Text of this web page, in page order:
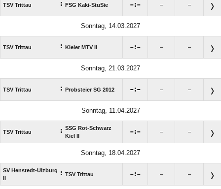
TSV Trittau : FSG Kaki-StuSie : – –
Sonntag, 14.03.2027
TSV Trittau : Kieler MTV II : – –
Sonntag, 21.03.2027
TSV Trittau : Probsteier SG 2012 : – –
Sonntag, 11.04.2027
TSV Trittau : SSG Rot-Schwarz
Kiel II
: – –
Sonntag, 18.04.2027
SV Henstedt-Ulzburg
II
: TSV Trittau : – –